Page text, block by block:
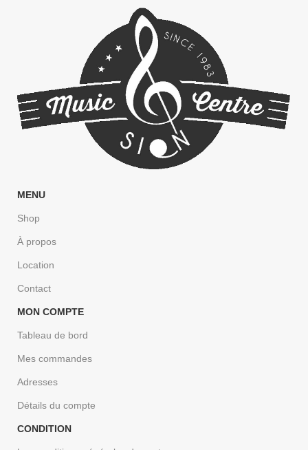
MENU
Shop
À propos
Location
Contact
MON COMPTE
Tableau de bord
Mes commandes
Adresses
Détails du compte
CONDITION